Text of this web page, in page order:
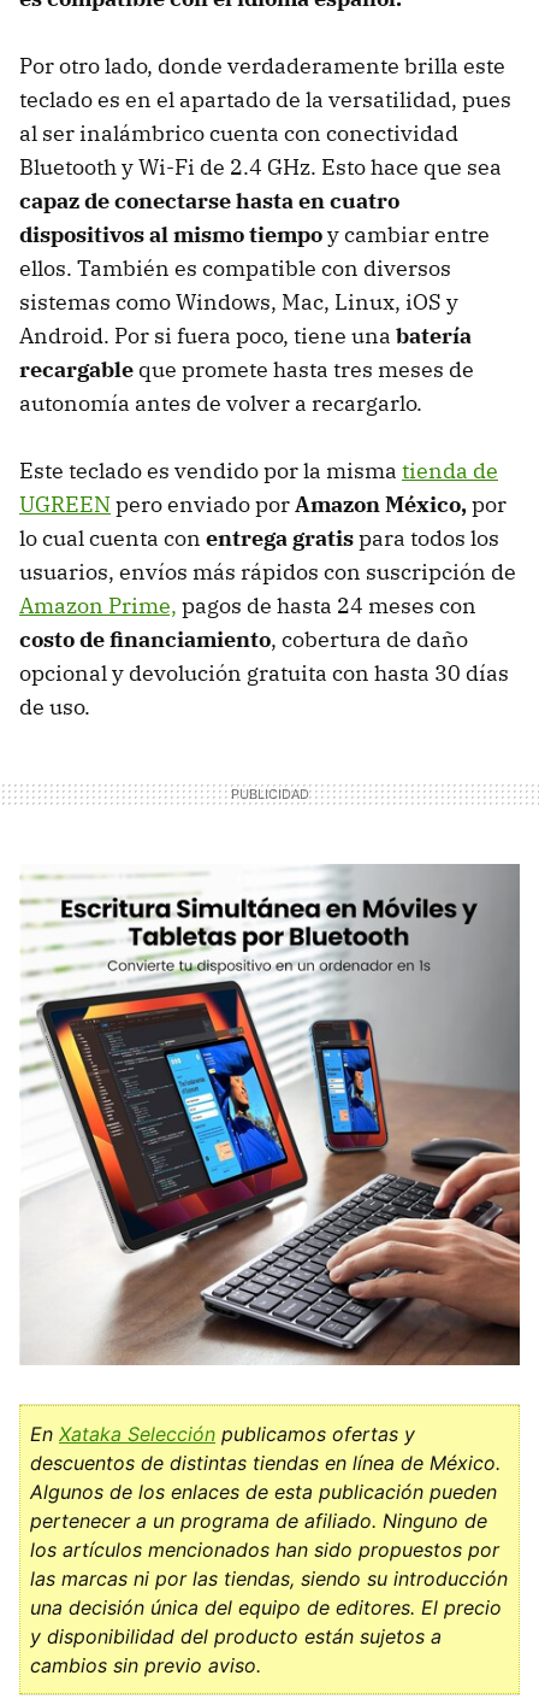
Por otro lado, donde verdaderamente brilla este
teclado es en el apartado de la versatilidad, pues
al ser inalámbrico cuenta con conectividad
Bluetooth y Wi-Fi de 2.4 GHz. Esto hace que sea
capaz de conectarse hasta en cuatro
dispositivos al mismo tiempoy cambiar entre
ellos. También es compatible con diversos
sistemas como Windows, Mac, Linux, iOS y
Android. Por si fuera poco, tiene una batería
recargable que promete hasta tres meses de
autonomía antes de volver a recargarlo.
Este teclado es vendido por la misma tienda de
UGREENpero enviado porAmazon México,por
lo cual cuenta con entrega gratispara todos los
usuarios, envíos más rápidos con suscripción de
Amazon Prime, pagos de hasta 24 meses con
costo de financiamiento, cobertura de daño
opcional y devolución gratuita con hasta 30 días
de uso.
En Xataka Selección publicamos ofertas y
descuentos de distintas tiendas en línea de México.
Algunos de los enlaces de esta publicación pueden
pertenecer a un programa de afiliado. Ninguno de
los artículos mencionados han sido propuestos por
las marcas ni por las tiendas, siendo su introducción
una decisión única del equipo de editores. El precio
y disponibilidad del producto están sujetos a
cambios sin previo aviso.